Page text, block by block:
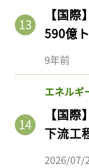
【国
590億
9年前
エネルギ
【国
下流工
2026/07/